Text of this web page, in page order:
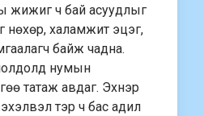
жижиг ч бай асуудлыг
нөхөр, халамжит эцэг,
байж чадна.
нумын
татаж авдаг. Эхнэр
эхэлвэл тэр ч бас адил